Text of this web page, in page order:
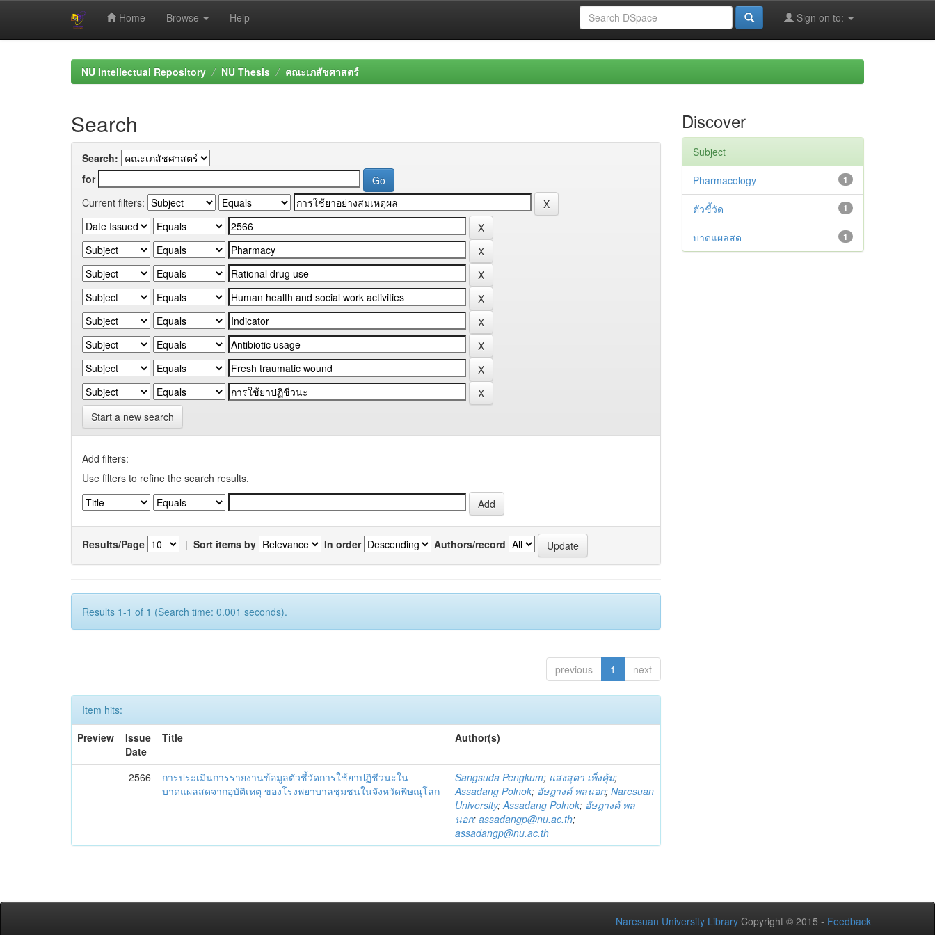
Home Browse Help Sign on to:
NU Intellectual Repository NU Thesis คณะเภสัชศาสตร์
Search
Search:
for
Current filters:
Start a new search
Add filters:
Use filters to refine the search results.
Results/Page | Sort items by In order Authors/record
Results 1-1 of 1 (Search time: 0.001 seconds).
previous 1 next
Item hits:
Preview
Issue
Date
Title Author(s)
2566
การประเมินการรายงานข้อมูลตัวชี้วัดการใช้ยาปฏิชีวนะใน
บาดแผลสดจากอุบัติเหตุ ของโรงพยาบาลชุมชนในจังหวัดพิษณุโลก
Sangsuda Pengkum; แสงสุดา เพ็งคุ้ม;
Assadang Polnok; อัษฎางค์ พลนอก;Naresuan
University;Assadang Polnok; อัษฎางค์ พล
นอก;assadangp@nu.ac.th;
assadangp@nu.ac.th
Discover
Subject
1
Pharmacology
1
ตัวชี้วัด
1
บาดแผลสด
Naresuan University Library Copyright © 2015 - Feedback